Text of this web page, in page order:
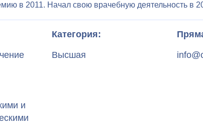
в 2011. Начал свою врачебную деятельность в
и
Категория:
Высшая